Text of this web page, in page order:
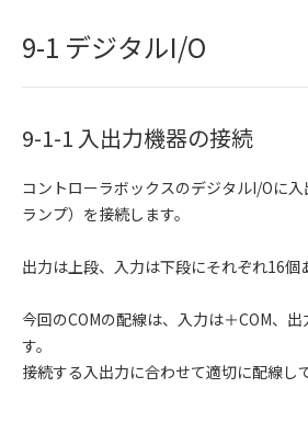
9-1 デジタルI/O
9-1-1 入出力機器の接続
コントローラボックスのデジタルI/Oに入
ランプ）を接続します。
出力は上段、入力は下段にそれぞれ16個
今回のCOMの配線は、入力は＋COM、
す。
接続する入出力に合わせて適切に配線し